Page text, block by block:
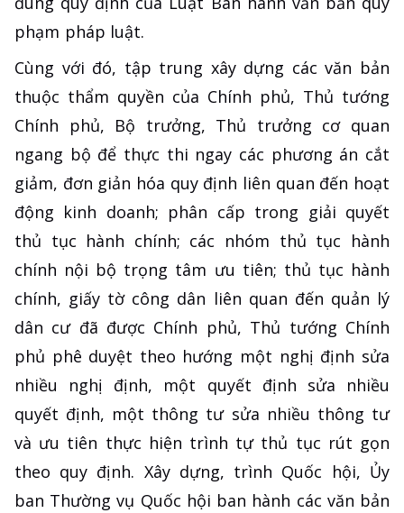
phạm pháp luật.
Cùng với đó, tập trung xây dựng các văn bản
thuộc thẩm quyền của Chính phủ, Thủ tướng
Chính phủ, Bộ trưởng, Thủ trưởng cơ quan
ngang bộ để thực thi ngay các phương án cắt
giảm, đơn giản hóa quy định liên quan đến hoạt
động kinh doanh; phân cấp trong giải quyết
thủ tục hành chính; các nhóm thủ tục hành
chính nội bộ trọng tâm ưu tiên; thủ tục hành
chính, giấy tờ công dân liên quan đến quản lý
dân cư đã được Chính phủ, Thủ tướng Chính
phủ phê duyệt theo hướng một nghị định sửa
nhiều nghị định, một quyết định sửa nhiều
quyết định, một thông tư sửa nhiều thông tư
và ưu tiên thực hiện trình tự thủ tục rút gọn
theo quy định. Xây dựng, trình Quốc hội, Ủy
ban Thường vụ Quốc hội ban hành các văn bản